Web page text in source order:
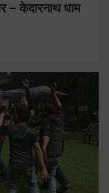
– केदारनाथ धाम